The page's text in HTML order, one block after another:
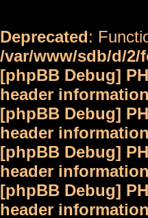
Deprecated:
/var/www/sdb/d/
[phpBB Debug]
header
[phpBB Debug]
header
[phpBB Debug]
header
[phpBB Debug]
header